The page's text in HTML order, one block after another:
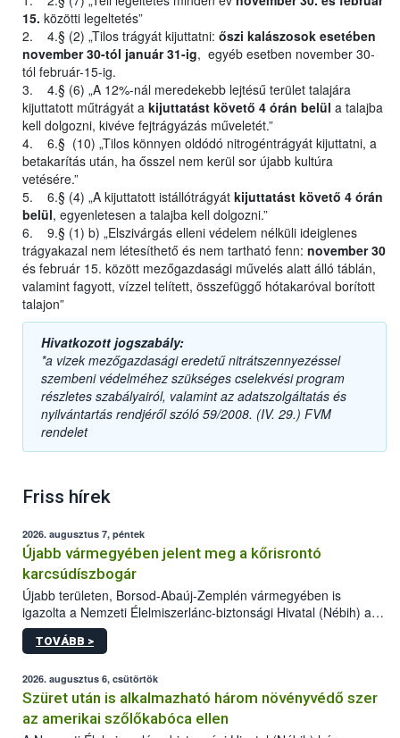
15. közötti legeltetés”
2. 4.§ (2) „Tilos trágyát kijuttatni: őszi kalászosok esetében
november 30-tól január 31-ig, egyéb esetben november 30-
tól február-15-ig.
3. 4.§ (6) „A 12%-nál meredekebb lejtésű terület talajára
kijuttatott műtrágyát a kijuttatást követő 4 órán belül a talajba
kell dolgozni, kivéve fejtrágyázás műveletét.”
4. 6.§ (10) „Tilos könnyen oldódó nitrogéntrágyát kijuttatni, a
betakarítás után, ha ősszel nem kerül sor újabb kultúra
vetésére.”
5. 6.§ (4) „A kijuttatott istállótrágyát kijuttatást követő 4 órán
belül, egyenletesen a talajba kell dolgozni.”
6. 9.§ (1) b) „Elszivárgás elleni védelem nélküli ideiglenes
trágyakazal nem létesíthető és nem tartható fenn: november 30
és február 15. között mezőgazdasági művelés alatt álló táblán,
valamint fagyott, vízzel telített, összefüggő hótakaróval borított
talajon”
Hivatkozott jogszabály:
*a vizek mezőgazdasági eredetű nitrátszennyezéssel
szembeni védelméhez szükséges cselekvési program
részletes szabályairól, valamint az adatszolgáltatás és
nyilvántartás rendjéről szóló 59/2008. (IV. 29.) FVM
rendelet
Friss hírek
2026. augusztus 7, péntek
Újabb vármegyében jelent meg a kőrisrontó
karcsúdíszbogár
Újabb területen, Borsod-Abaúj-Zemplén vármegyében is
igazolta a Nemzeti Élelmiszerlánc-biztonsági Hivatal (Nébih) a
kőrisrontó karcsúdíszbogár (Agrilus planipennis) jelenlétét. A
kártevőt nem csak színcsapdában találták meg, de már fertőzött
az intenzív felderítést, emellett az intézkedéseket a szlovák
hatósággal is összehangolják a terjedés megállítása érdekében.
TOVÁBB >
2026. augusztus 6, csütörtök
Szüret után is alkalmazható három növényvédő szer
az amerikai szőlőkabóca ellen